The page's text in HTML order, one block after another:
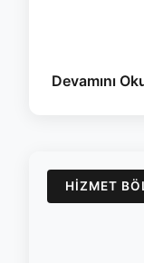
Devamını
HIZMET